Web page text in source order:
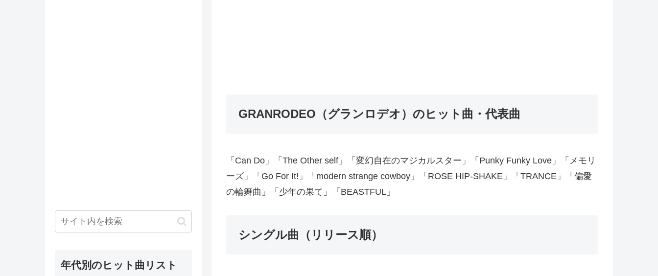
GRANRODEO（グランロデオ）のヒット曲・代表曲
「Can Do」「The Other self」「変幻自在のマジカルスター」「Punky Funky Love」「メモリ
ーズ」「Go For It!」「modern strange cowboy」「ROSE HIP-SHAKE」「TRANCE」「偏愛
の輪舞曲」「少年の果て」「BEASTFUL」
シングル曲（リリース順）
年代別のヒット曲リスト